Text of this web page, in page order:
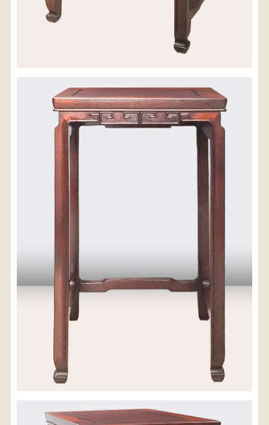
店舗までお問い合わせ下さい。
03-3468-0853